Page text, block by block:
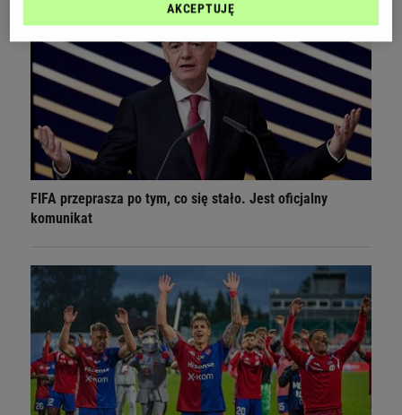
FIFA przeprasza po tym, co się stało. Jest oficjalny
komunikat
AKCEPTUJĘ